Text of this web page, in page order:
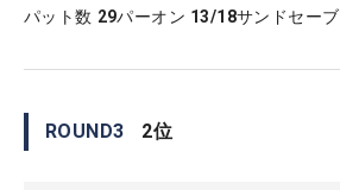
パット数 29パーオン 13/18サンドセーブ
ROUND3 2位